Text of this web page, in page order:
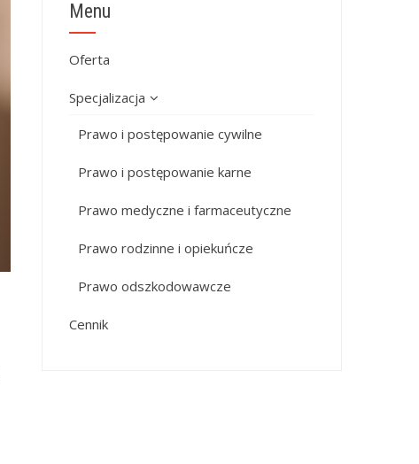
Menu
Oferta
Specjalizacja
Prawo i postępowanie cywilne
Prawo i postępowanie karne
Prawo medyczne i farmaceutyczne
Prawo rodzinne i opiekuńcze
Prawo odszkodowawcze
Cennik